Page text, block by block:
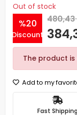
Out of stock
%20
Discount
480,43
The product
Add to my
Fast Shipping